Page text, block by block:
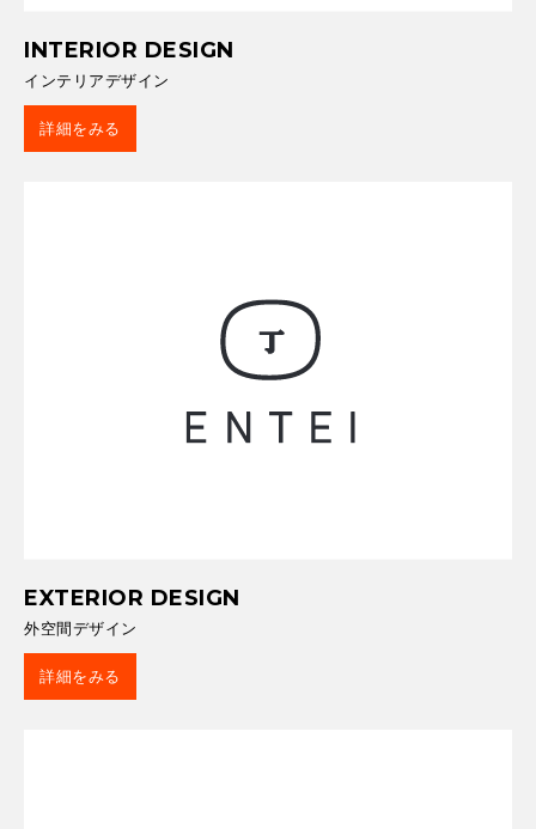
INTERIOR DESIGN
インテリアデザイン
詳細をみる
EXTERIOR DESIGN
外空間デザイン
詳細をみる